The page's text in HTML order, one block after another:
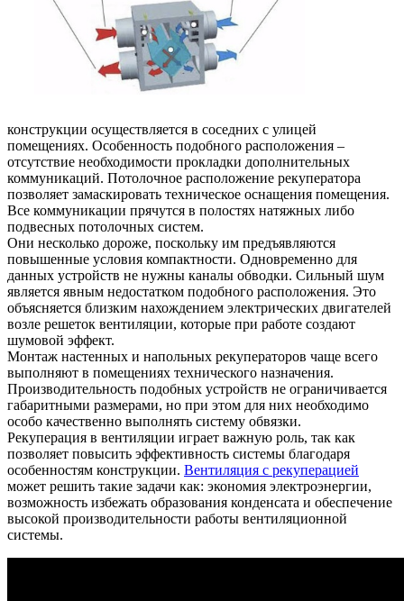
конструкции осуществляется в соседних с улицей
помещениях. Особенность подобного расположения –
отсутствие необходимости прокладки дополнительных
коммуникаций. Потолочное расположение рекуператора
позволяет замаскировать техническое оснащения помещения.
Все коммуникации прячутся в полостях натяжных либо
подвесных потолочных систем.
Они несколько дороже, поскольку им предъявляются
повышенные условия компактности. Одновременно для
данных устройств не нужны каналы обводки. Сильный шум
является явным недостатком подобного расположения. Это
объясняется близким нахождением электрических двигателей
возле решеток вентиляции, которые при работе создают
шумовой эффект.
Монтаж настенных и напольных рекуператоров чаще всего
выполняют в помещениях технического назначения.
Производительность подобных устройств не ограничивается
габаритными размерами, но при этом для них необходимо
особо качественно выполнять систему обвязки.
Рекуперация в вентиляции играет важную роль, так как
позволяет повысить эффективность системы благодаря
особенностям конструкции. Вентиляция с рекуперацией
может решить такие задачи как: экономия электроэнергии,
возможность избежать образования конденсата и обеспечение
высокой производительности работы вентиляционной
системы.